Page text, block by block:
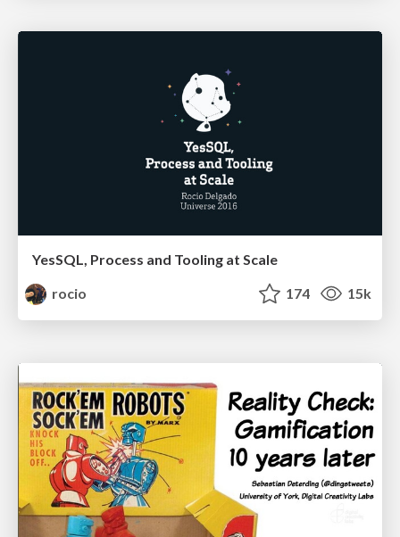
YesSQL, Process and Tooling at Scale
rocio
174 15k